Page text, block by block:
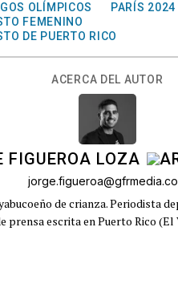
OLÍMPICOS
PARÍS 2024
FEMENINO
DE PUERTO RICO
ACERCA DEL AUTOR
FIGUEROA LOZA
de crianza. Periodista
prensa escrita en Puerto Rico